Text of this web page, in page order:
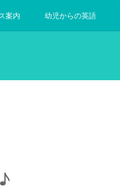
案内 幼児からの英語